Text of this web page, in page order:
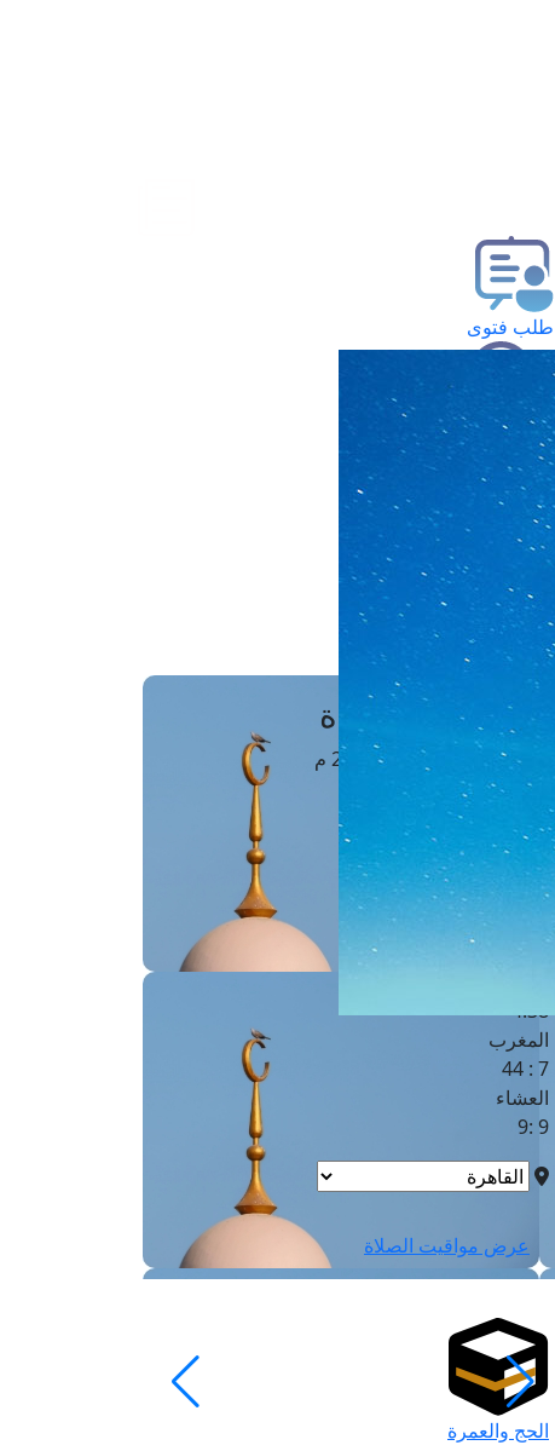
طلب فتوى
استعلام عن فتوى
حجز موعد
الفتوى الهاتفية
مَواقِيتُ الصَّـــلاة
القاهرة · 07 أغسطس 2026 م
4 :41
الشروق
6 :17
4:38
المغرب
7 : 44
العشاء
9 :9
عرض مواقيت الصلاة
الحج والعمرة